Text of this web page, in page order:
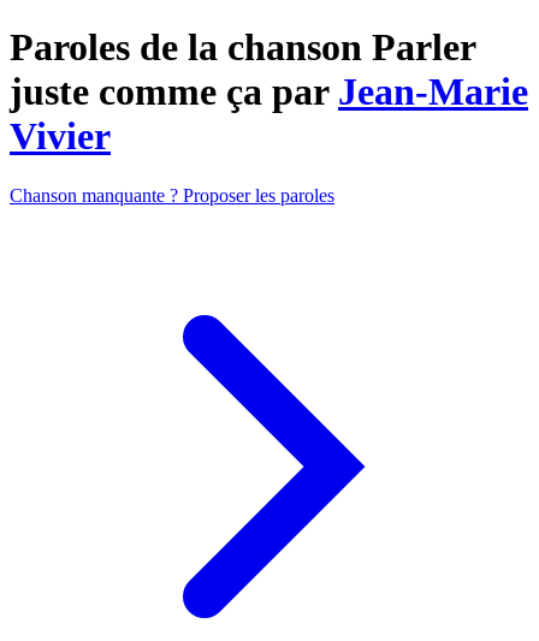
Paroles de la chanson Parler
juste comme ça par Jean-Marie
Vivier
Chanson manquante ? Proposer les paroles